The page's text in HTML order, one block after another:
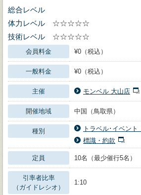
総合レベル
体力レベル
☆☆☆☆☆
技術レベル
☆☆☆☆☆
会員料金 ¥0（税込）
一般料金 ¥0（税込）
主催 モンベル 大山店
開催地域 中国（鳥取県）
種別
トラベル･イベント
標識・約款
定員 10名（最少催行5名）
引率者比率
（ガイドレシオ）
1:10